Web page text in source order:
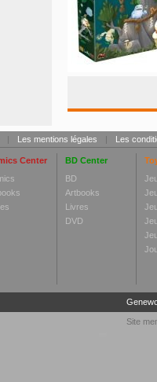
| Les mentions légales | Les
Center
BD Center
BD
Artbooks
Livres
DVD
Site